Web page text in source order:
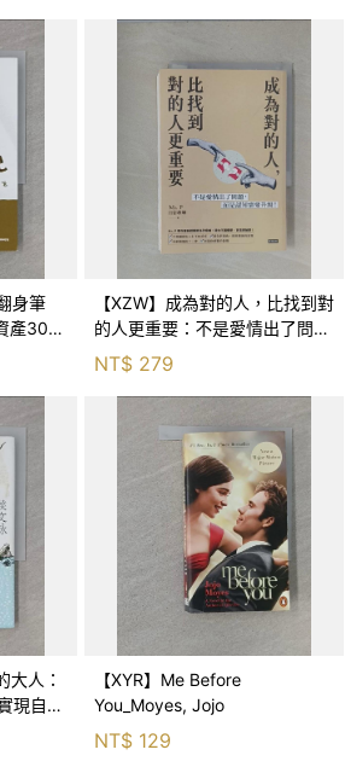
身筆
產300
路上_
【XZW】成為對的人，比找到對
的人更重要：不是愛情出了問
題，而是認知需要升級！_Mr. P
NT$ 279
大人：
現自
【XYR】Me Before
You_Moyes, Jojo
NT$ 129